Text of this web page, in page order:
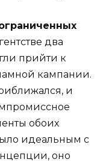
два
прийти к
кампании.
и
обоих
идеальным с
оно